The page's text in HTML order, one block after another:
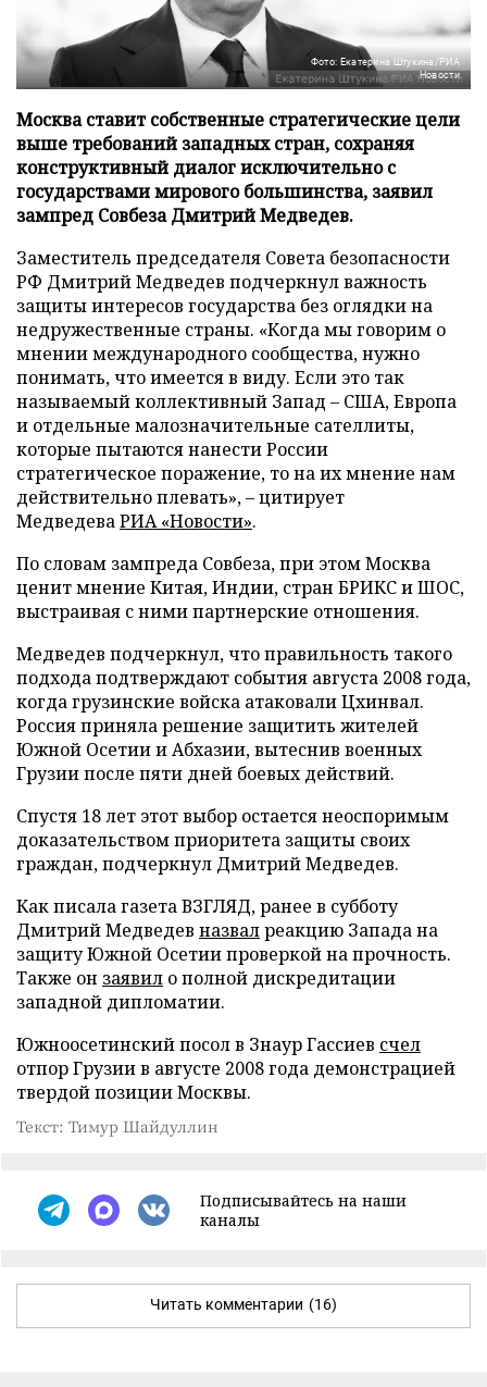
Фото: Екатерина Штукина/РИА
Новости
Москва ставит собственные стратегические цели
выше требований западных стран, сохраняя
конструктивный диалог исключительно с
государствами мирового большинства, заявил
зампред Совбеза Дмитрий Медведев.
Заместитель председателя Совета безопасности
РФ Дмитрий Медведев подчеркнул важность
защиты интересов государства без оглядки на
недружественные страны. «Когда мы говорим о
мнении международного сообщества, нужно
понимать, что имеется в виду. Если это так
называемый коллективный Запад – США, Европа
и отдельные малозначительные сателлиты,
которые пытаются нанести России
стратегическое поражение, то на их мнение нам
действительно плевать», – цитирует
МедведеваРИА «Новости».
По словам зампреда Совбеза, при этом Москва
ценит мнение Китая, Индии, стран БРИКС и ШОС,
выстраивая с ними партнерские отношения.
Медведев подчеркнул, что правильность такого
подхода подтверждают события августа 2008 года,
когда грузинские войска атаковали Цхинвал.
Россия приняла решение защитить жителей
Южной Осетии и Абхазии, вытеснив военных
Грузии после пяти дней боевых действий.
Спустя 18 лет этот выбор остается неоспоримым
доказательством приоритета защиты своих
граждан, подчеркнул Дмитрий Медведев.
Как писала газета ВЗГЛЯД, ранее в субботу
Дмитрий Медведев назвалреакцию Запада на
защиту Южной Осетии проверкой на прочность.
Также он заявил о полной дискредитации
западной дипломатии.
Южноосетинский посол в Знаур Гассиев счел
отпор Грузии в августе 2008 года демонстрацией
твердой позиции Москвы.
Текст: Тимур Шайдуллин
Подписывайтесь на наши
каналы
Читать комментарии (16)